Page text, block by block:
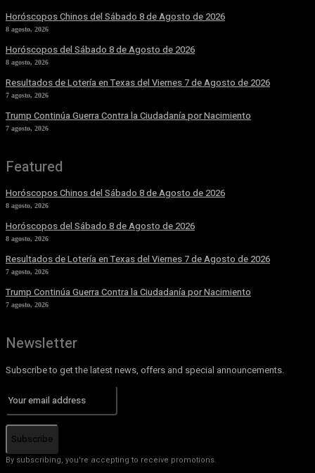
Horóscopos Chinos del Sábado 8 de Agosto de 2026
8 agosto, 2026
Horóscopos del Sábado 8 de Agosto de 2026
8 agosto, 2026
Resultados de Lotería en Texas del Viernes 7 de Agosto de 2026
7 agosto, 2026
Trump Continúa Guerra Contra la Ciudadanía por Nacimiento
7 agosto, 2026
Featured
Horóscopos Chinos del Sábado 8 de Agosto de 2026
8 agosto, 2026
Horóscopos del Sábado 8 de Agosto de 2026
8 agosto, 2026
Resultados de Lotería en Texas del Viernes 7 de Agosto de 2026
7 agosto, 2026
Trump Continúa Guerra Contra la Ciudadanía por Nacimiento
7 agosto, 2026
Newsletter
Subscribe to get the latest news, offers and special announcements.
Subscribe
By subscribing, you're accepting to receive promotions.